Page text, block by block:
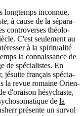
long­temps incon­nue,
à cause de la sépa­ra­
contro­verses théo­lo­
C'est seule­ment au
à la spi­ri­tua­lité
la connais­sance de
de spé­cia­listes. En
jésuite fran­çais spé­cia­
la revue romaine Orien­
d'orai­son hésy­chaste,
de la
pré­sente un sur­vol